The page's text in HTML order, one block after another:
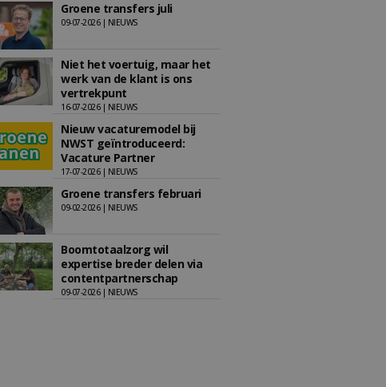
Groene transfers juli
09-07-2026 | NIEUWS
Niet het voertuig, maar het
werk van de klant is ons
vertrekpunt
16-07-2026 | NIEUWS
Nieuw vacaturemodel bij
NWST geïntroduceerd:
Vacature Partner
17-07-2026 | NIEUWS
Groene transfers februari
09-02-2026 | NIEUWS
Boomtotaalzorg wil
expertise breder delen via
contentpartnerschap
09-07-2026 | NIEUWS